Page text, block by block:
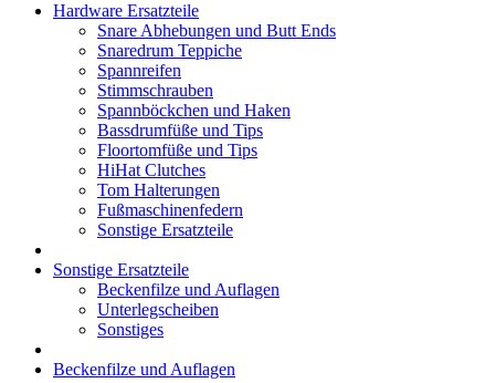
Hardware Ersatzteile
Snare Abhebungen und Butt Ends
Snaredrum Teppiche
Spannreifen
Stimmschrauben
Spannböckchen und Haken
Bassdrumfüße und Tips
Floortomfüße und Tips
HiHat Clutches
Tom Halterungen
Fußmaschinenfedern
Sonstige Ersatzteile
Sonstige Ersatzteile
Beckenfilze und Auflagen
Unterlegscheiben
Sonstiges
Beckenfilze und Auflagen